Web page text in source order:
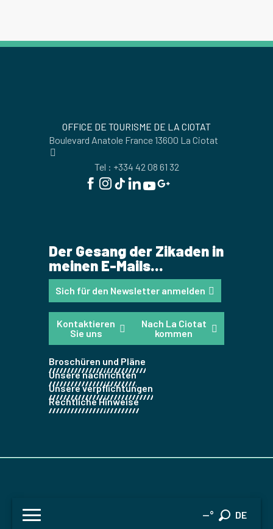
--° DE
FR
OFFICE DE TOURISME DE LA CIOTAT
Boulevard Anatole France 13600 La Ciotat
Tel : +334 42 08 61 32
Der Gesang der Zikaden in
meinen E-Mails...
Sich für den Newsletter anmelden
Kontaktieren
Sie uns
Nach La Ciotat
kommen
Broschüren und Pläne
Unsere nachrichten
Unsere verpflichtungen
Rechtliche Hinweise